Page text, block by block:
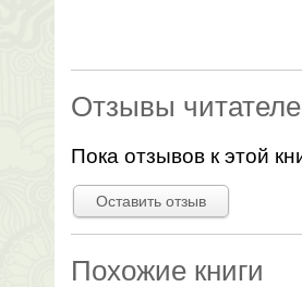
Отзывы
Пока отзывов к этой
Оставить отзыв
Похожие книги